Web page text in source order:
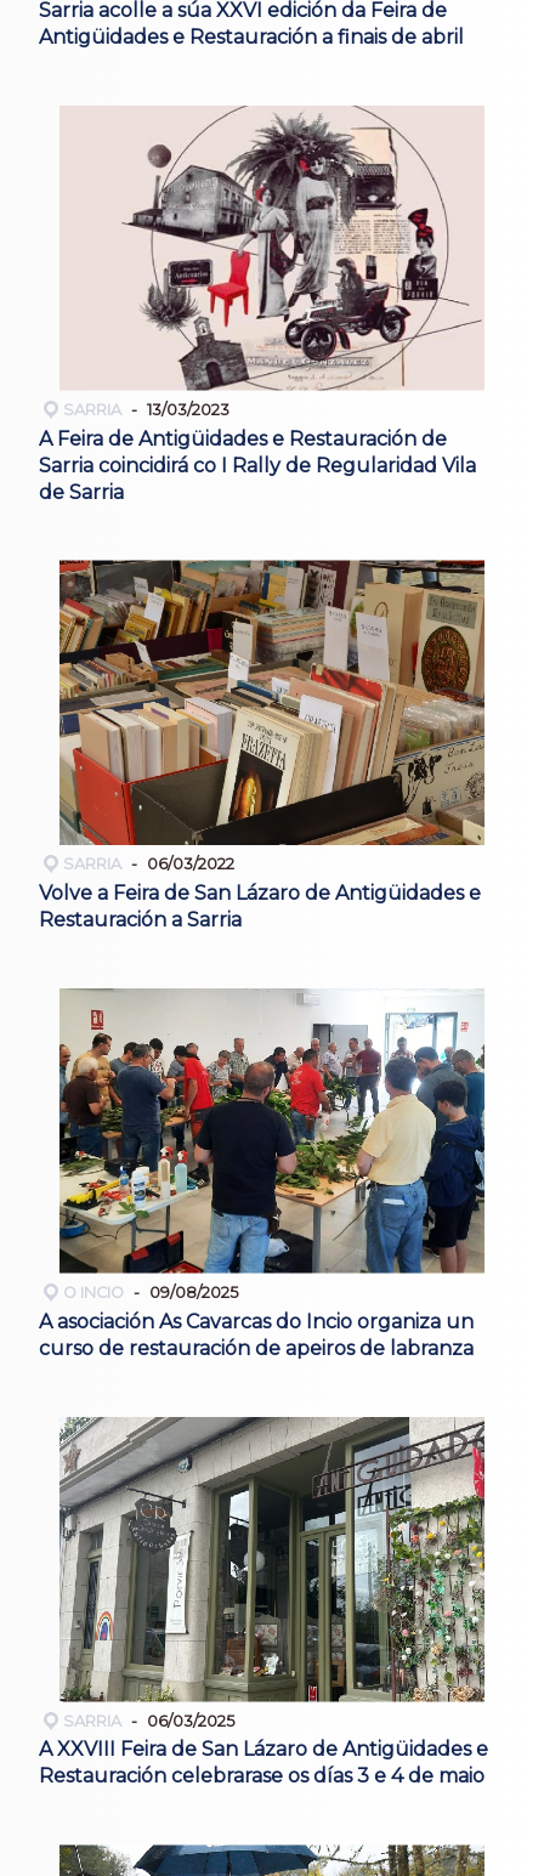
Sarria acolle a súa XXVI edición da Feira de
Antigüidades e Restauración a finais de abril
SARRIA 13/03/2023
A Feira de Antigüidades e Restauración de
Sarria coincidirá co I Rally de Regularidad Vila
de Sarria
SARRIA 06/03/2022
Volve a Feira de San Lázaro de Antigüidades e
Restauración a Sarria
O INCIO 09/08/2025
A asociación As Cavarcas do Incio organiza un
curso de restauración de apeiros de labranza
SARRIA 06/03/2025
A XXVIII Feira de San Lázaro de Antigüidades e
Restauración celebrarase os días 3 e 4 de maio